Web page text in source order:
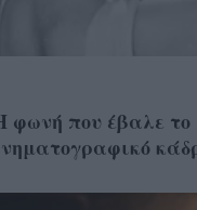
που έβαλε το